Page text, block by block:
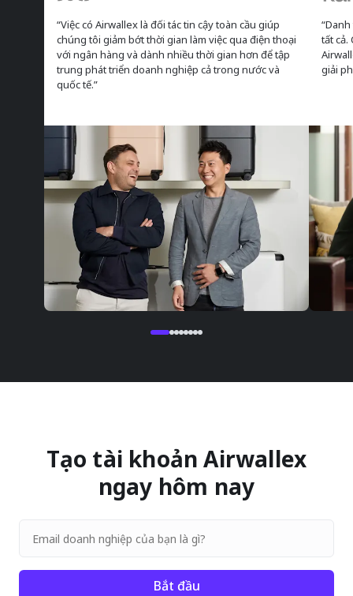
“Việc có Airwallex là đối tác tin cậy toàn cầu giúp
chúng tôi giảm bớt thời gian làm việc qua điện thoại
với ngân hàng và dành nhiều thời gian hơn để tập
trung phát triển doanh nghiệp cả trong nước và
quốc tế.”
tất cả.
giải
Tạo tài khoản Airwallex
ngay hôm nay
Bắt đầu